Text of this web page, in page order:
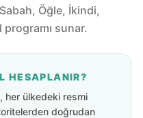
Öğle, İkindi,
programı sunar.
HESAPLANIR?
her ülkedeki resmi
doğrudan